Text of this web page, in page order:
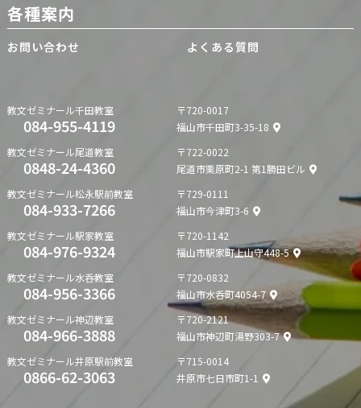
各種案内
お問い合わせ よくある質問
教文ゼミナール千田教室
084-955-4119
〒720-0017
福山市千田町3-35-18
教文ゼミナール尾道教室
0848-24-4360
〒722-0022
尾道市栗原町2-1 第1勝田ビル
教文ゼミナール松永駅前教室
084-933-7266
〒729-0111
福山市今津町3-6
教文ゼミナール駅家教室
084-976-9324
〒720-1142
福山市駅家町上山守448-5
教文ゼミナール水呑教室
084-956-3366
〒720-0832
福山市水呑町4054-7
教文ゼミナール神辺教室
084-966-3888
〒720-2121
福山市神辺町湯野303-7
教文ゼミナール井原駅前教室
0866-62-3063
〒715-0014
井原市七日市町1-1